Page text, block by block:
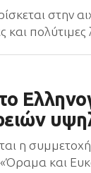
στην
και
η
και